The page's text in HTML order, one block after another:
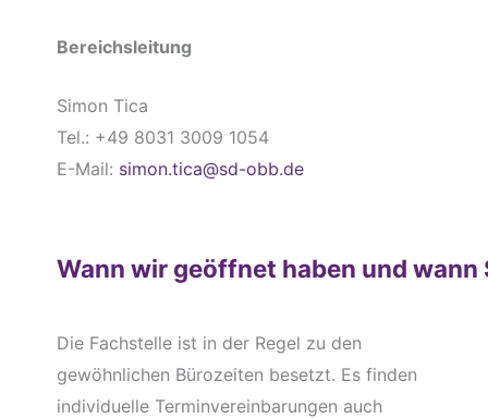
Bereichsleitung
Simon Tica
Tel.: +49 8031 3009 1054
E-Mail: simon.tica@sd-obb.de
Wann wir geöffnet haben und wann
Die Fachstelle ist in der Regel zu den
gewöhnlichen Bürozeiten besetzt. Es finden
individuelle Terminvereinbarungen auch